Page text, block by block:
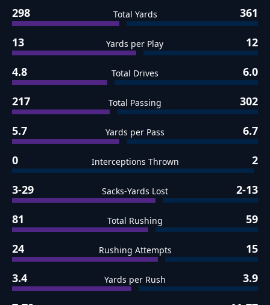
298 Total Yards 361
13 Yards per Play 12
4.8 Total Drives 6.0
217 Total Passing 302
5.7 Yards per Pass 6.7
0 Interceptions Thrown 2
3-29 Sacks-Yards Lost 2-13
81 Total Rushing 59
24 Rushing Attempts 15
3.4 Yards per Rush 3.9